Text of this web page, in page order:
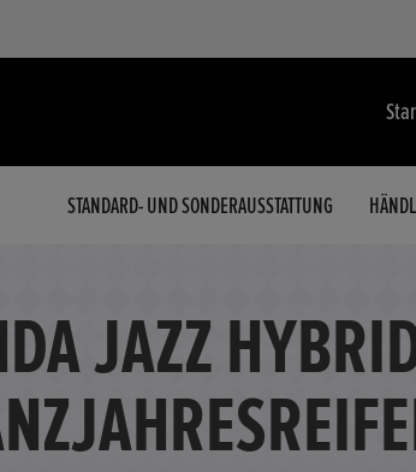
STANDARD- UND SONDERAUSSTATTUNG
JAZZ